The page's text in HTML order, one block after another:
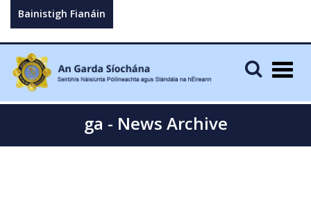
Bainistigh Fianáin
ga - News Archive